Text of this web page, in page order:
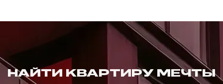
НАЙТИ КВАРТИРУ МЕЧТЫ